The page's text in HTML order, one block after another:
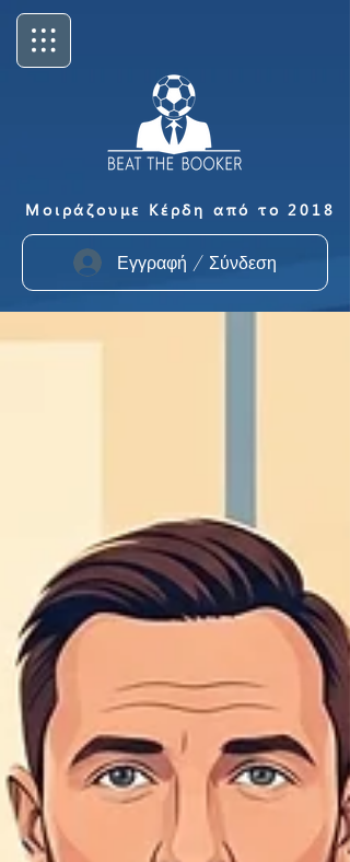
Μοιράζουμε Κέρδη από το 2018
Εγγραφή / Σύνδεση